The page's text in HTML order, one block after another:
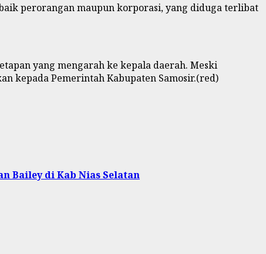
perorangan maupun korporasi, yang diduga terlibat
yang mengarah ke kepala daerah. Meski
kepada Pemerintah Kabupaten Samosir.(red)
Bailey di Kab Nias Selatan